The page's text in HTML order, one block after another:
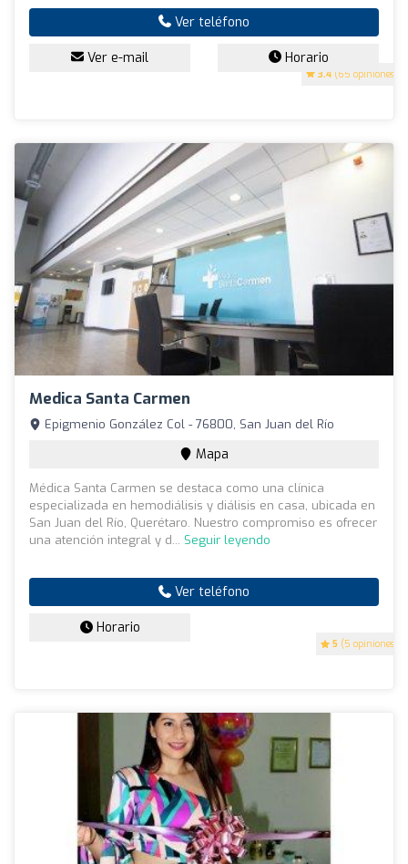
3.4 (65 opiniones)
Ver teléfono
Ver e-mail Horario
Medica Santa Carmen
5 (5 opiniones)
Epigmenio González Col - 76800, San Juan del Río
Mapa
Médica Santa Carmen se destaca como una clínica
especializada en hemodiálisis y diálisis en casa, ubicada en
San Juan del Río, Querétaro. Nuestro compromiso es ofrecer
una atención integral y d... Seguir leyendo
Ver teléfono
Horario